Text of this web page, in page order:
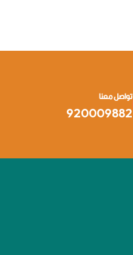
تواصل معنا
920009882